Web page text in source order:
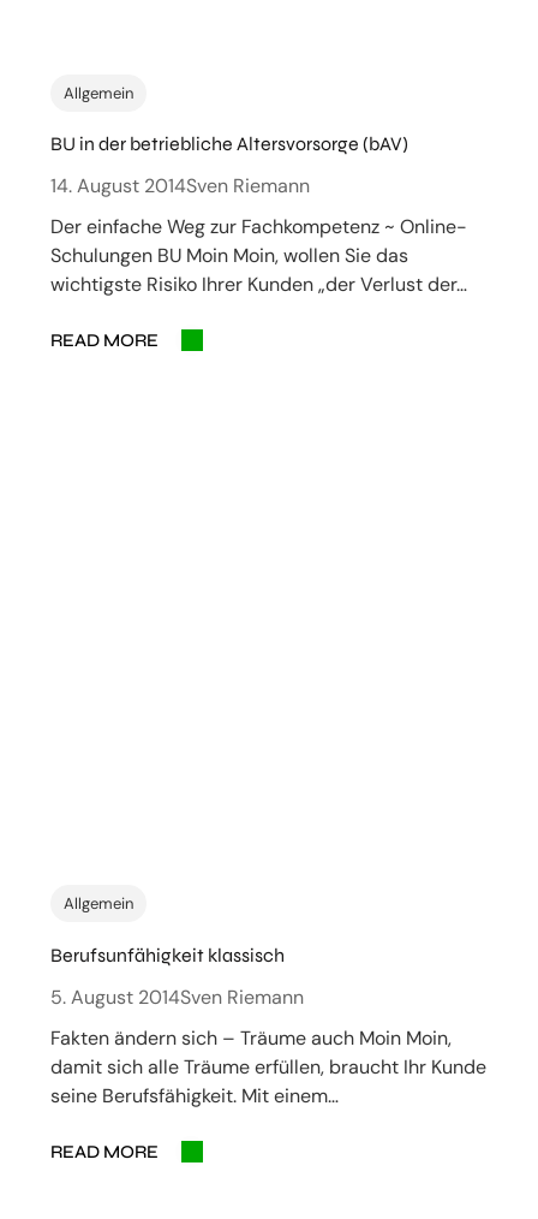
Allgemein
BU in der betriebliche Altersvorsorge (bAV)
14. August 2014Sven Riemann
Der einfache Weg zur Fachkompetenz ~ Online-
Schulungen BU Moin Moin, wollen Sie das
wichtigste Risiko Ihrer Kunden „der Verlust der…
READ MORE
Allgemein
Berufsunfähigkeit klassisch
5. August 2014Sven Riemann
Fakten ändern sich – Träume auch Moin Moin,
damit sich alle Träume erfüllen, braucht Ihr Kunde
seine Berufsfähigkeit. Mit einem…
READ MORE